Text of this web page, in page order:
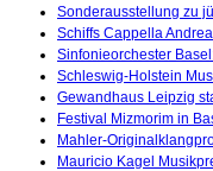
Sonderausstellung zu
Schiffs Cappella
Sinfonieorchester
Schleswig-Holstein
Gewandhaus Leipzig
Festival Mizmorim in
Mahler-
Mauricio Kagel